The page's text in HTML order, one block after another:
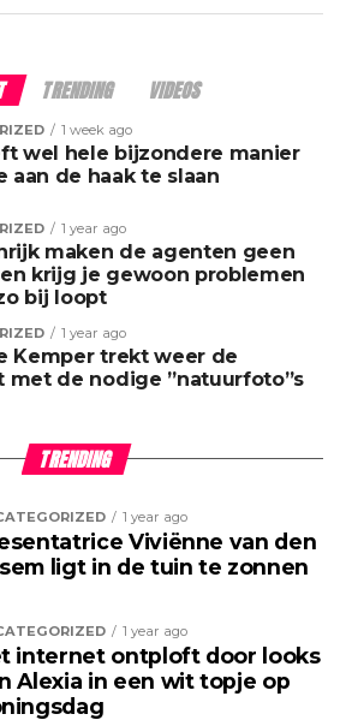
TRENDING VIDEOS
1 week ago
wel hele bijzondere manier
aan de haak te slaan
1 year ago
maken de agenten geen
krijg je gewoon problemen
bij loopt
1 year ago
Kemper trekt weer de
met de nodige ”natuurfoto”s
TRENDING
1 year ago
Viviënne van den
ligt in de tuin te zonnen
1 year ago
internet ontploft door looks
Alexia in een wit topje op